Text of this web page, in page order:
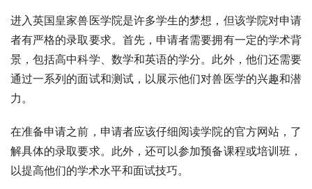
进入英国皇家兽医学院是许多学生的梦想，但该学院对申请
者有严格的录取要求。首先，申请者需要拥有一定的学术背
景，包括高中科学、数学和英语的学分。此外，他们还需要
通过一系列的面试和测试，以展示他们对兽医学的兴趣和潜
力。
在准备申请之前，申请者应该仔细阅读学院的官方网站，了
解具体的录取要求。此外，还可以参加预备课程或培训班，
以提高他们的学术水平和面试技巧。